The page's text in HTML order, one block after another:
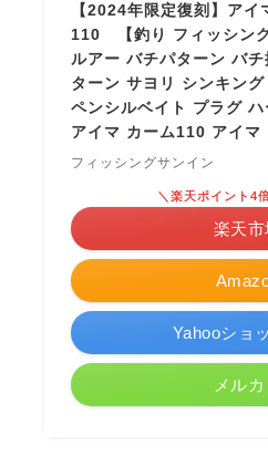
【2024年限定復刻】ア
110 【釣り フィッシン
ルアー バチパターン バ
ターン サヨリ シンキン
ペンシルベイト プラグ
アイマ カーム110 アイマ
フィッシングサンイン
＼楽天ポイント4
楽天市
Yahooショ
メルカ